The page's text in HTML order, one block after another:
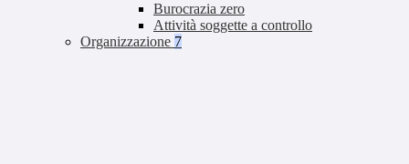
Burocrazia zero
Attività soggette a controllo
Organizzazione 7